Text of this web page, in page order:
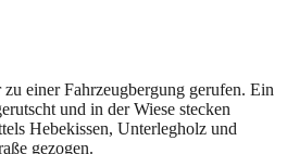
einer Fahrzeugbergung gerufen. Ein
und in der Wiese stecken
Hebekissen, Unterlegholz und
gezogen.